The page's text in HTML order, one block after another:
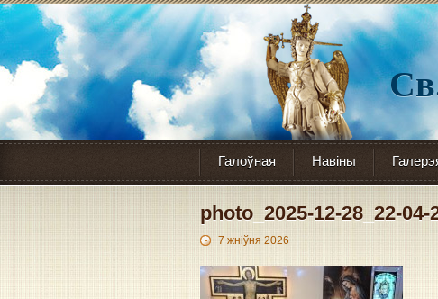
Галоўная Навіны
photo_2025-12-28_22-04-
7 жніўня 2026